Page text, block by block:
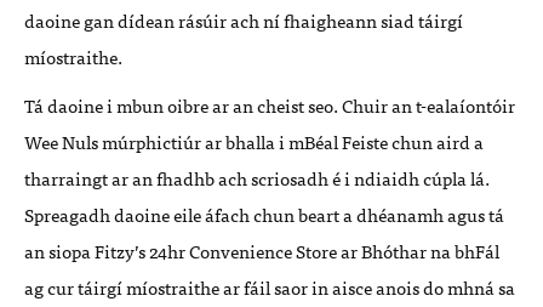
daoine gan dídean rásúir ach ní fhaigheann siad táirgí
míostraithe.
Tá daoine i mbun oibre ar an cheist seo. Chuir an t-ealaíontóir
Wee Nuls múrphictiúr ar bhalla i mBéal Feiste chun aird a
tharraingt ar an fhadhb ach scriosadh é i ndiaidh cúpla lá.
Spreagadh daoine eile áfach chun beart a dhéanamh agus tá
an siopa Fitzy’s 24hr Convenience Store ar Bhóthar na bhFál
ag cur táirgí míostraithe ar fáil saor in aisce anois do mhná sa